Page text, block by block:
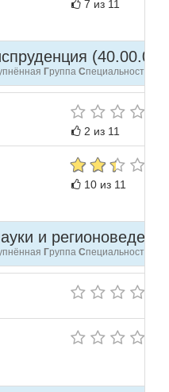
7 из 11
(40.00.00 )
Группа Специальностей
2 из 11
10 из 11
и
Группа Специальностей